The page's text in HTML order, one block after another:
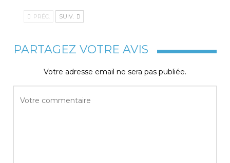
PRÉC. SUIV.
PARTAGEZ VOTRE AVIS
Votre adresse email ne sera pas publiée.